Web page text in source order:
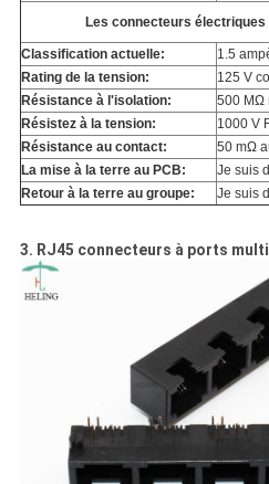
Les connecteurs
Classification actuelle:
1.5
Rating de la tension:
125 V
Résistance à l'isolation:
500 MΩ
Résistez à la tension:
1000 V
Résistance au contact:
50 mΩ
La mise à la terre au PCB:
Je suis
Retour à la terre au groupe:
Je suis
3. RJ45 connecteurs à ports